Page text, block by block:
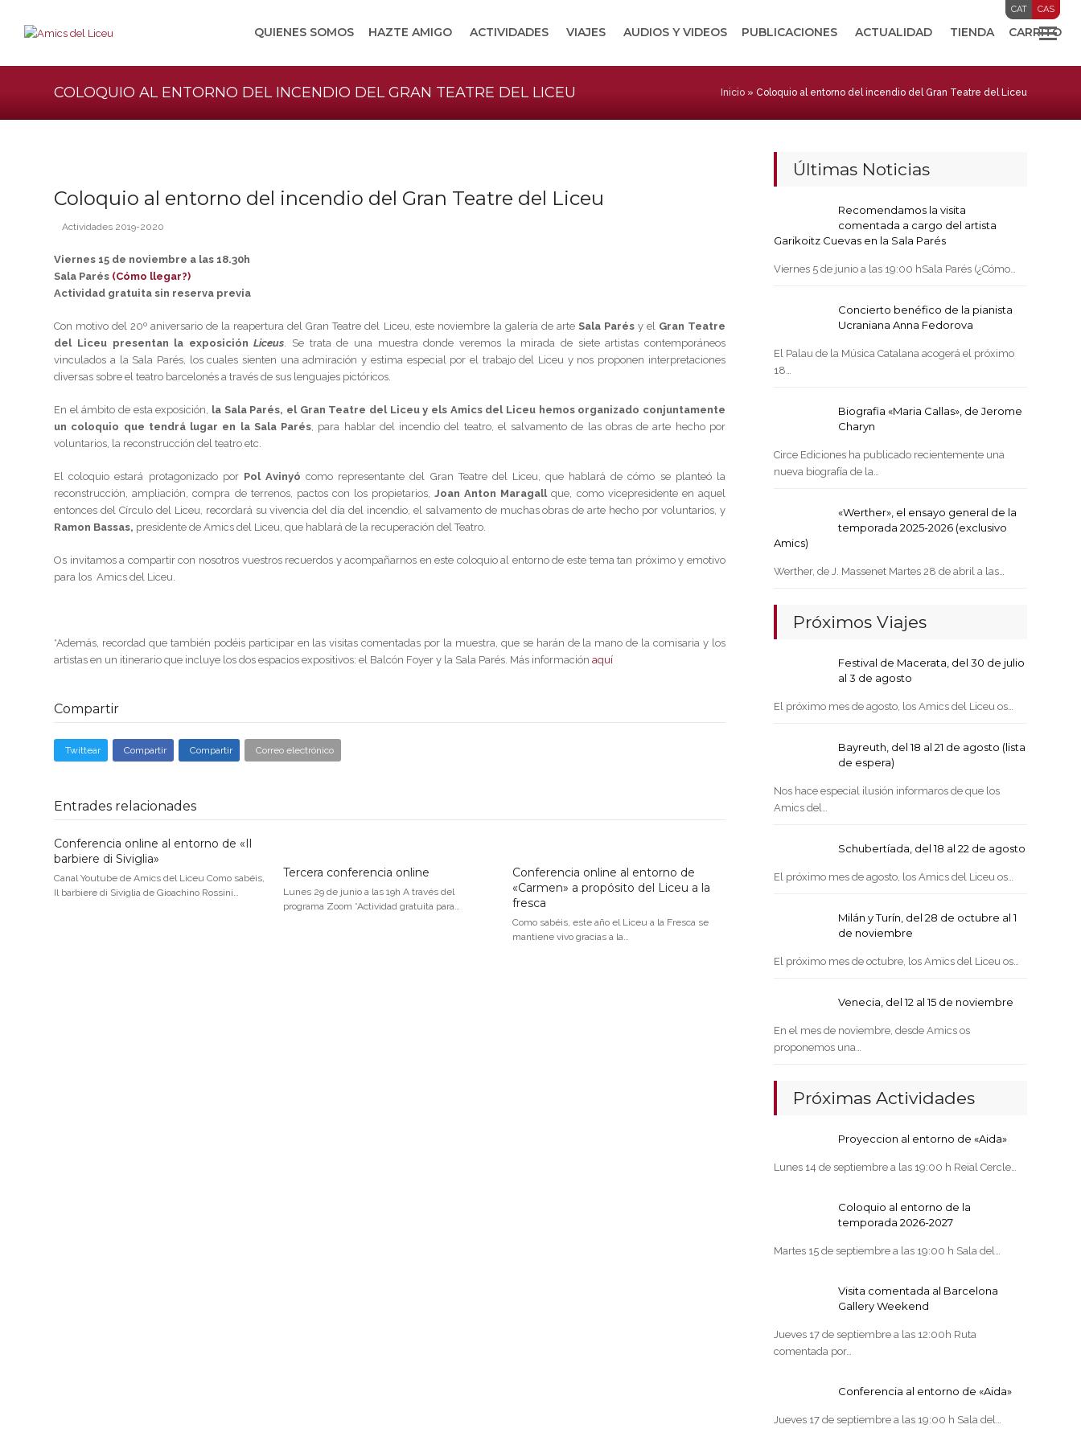
CAT CAS
QUIENES SOMOS HAZTE AMIGO ACTIVIDADES VIAJES AUDIOS Y VIDEOS PUBLICACIONES ACTUALIDAD TIENDA CARRITO
COLOQUIO AL ENTORNO DEL INCENDIO DEL GRAN TEATRE DEL LICEU Inicio» Coloquio al entorno del incendio del Gran Teatre del Liceu
Coloquio al entorno del incendio del Gran Teatre del Liceu
Actividades 2019-2020
Viernes 15 de noviembre a las 18.30h
Sala Parés (Cómo llegar?)
Actividad gratuita sin reserva previa
Con motivo del 20º aniversario de la reapertura del Gran Teatre del Liceu, este noviembre la galería de arte Sala Parésy el Gran Teatre
del Liceu presentan la exposiciónLiceus. Se trata de una muestra donde veremos la mirada de siete artistas contemporáneos
vinculados a la Sala Parés, los cuales sienten una admiración y estima especial por el trabajo del Liceu y nos proponen interpretaciones
diversas sobre el teatro barcelonés a través de sus lenguajes pictóricos.
En el ámbito de esta exposición, la Sala Parés, el Gran Teatre del Liceu y els Amics del Liceu hemos organizado conjuntamente
un coloquio que tendrá lugar en la Sala Parés, para hablar del incendio del teatro, el salvamento de las obras de arte hecho por
voluntarios, la reconstrucción del teatro etc.
El coloquio estará protagonizado por Pol Avinyó como representante del Gran Teatre del Liceu, que hablará de cómo se planteó la
reconstrucción, ampliación, compra de terrenos, pactos con los propietarios,Joan Anton Maragallque, como vicepresidente en aquel
entonces del Círculo del Liceu, recordará su vivencia del día del incendio, el salvamento de muchas obras de arte hecho por voluntarios, y
Ramon Bassas, presidente de Amics del Liceu, que hablará de la recuperación del Teatro.
Os invitamos a compartir con nosotros vuestros recuerdos y acompañarnos en este coloquio al entorno de este tema tan próximo y emotivo
para los Amics del Liceu.
*Además, recordad que también podéis participar en las visitas comentadas por la muestra, que se harán de la mano de la comisaria y los
artistas en un itinerario que incluye los dos espacios expositivos: el Balcón Foyer y la Sala Parés. Más informaciónaquí
Compartir
Twittear Compartir Compartir Correo electrónico
Entrades relacionades
Conferencia online al entorno de «Il
barbiere di Siviglia»
Canal Youtube de Amics del Liceu Como sabéis,
Il barbiere di Siviglia de Gioachino Rossini…
Tercera conferencia online
Lunes 29 de junio a las 19h A través del
programa Zoom *Actividad gratuita para…
Conferencia online al entorno de
«Carmen» a propósito del Liceu a la
fresca
Como sabéis, este año el Liceu a la Fresca se
mantiene vivo gracias a la…
Últimas Noticias
Recomendamos la visita
comentada a cargo del artista
Garikoitz Cuevas en la Sala Parés
Viernes 5 de junio a las 19:00 hSala Parés (¿Cómo…
Concierto benéfico de la pianista
Ucraniana Anna Fedorova
El Palau de la Música Catalana acogerá el próximo
18…
Biografia «Maria Callas», de Jerome
Charyn
Circe Ediciones ha publicado recientemente una
nueva biografía de la…
«Werther», el ensayo general de la
temporada 2025-2026 (exclusivo
Amics)
Werther, de J. Massenet Martes 28 de abril a las…
Próximos Viajes
Festival de Macerata, del 30 de julio
al 3 de agosto
El próximo mes de agosto, los Amics del Liceu os…
Bayreuth, del 18 al 21 de agosto (lista
de espera)
Nos hace especial ilusión informaros de que los
Amics del…
Schubertíada, del 18 al 22 de agosto
El próximo mes de agosto, los Amics del Liceu os…
Milán y Turín, del 28 de octubre al 1
de noviembre
El próximo mes de octubre, los Amics del Liceu os…
Venecia, del 12 al 15 de noviembre
En el mes de noviembre, desde Amics os
proponemos una…
Próximas Actividades
Proyeccion al entorno de «Aida»
Lunes 14 de septiembre a las 19:00 h Reial Cercle…
Coloquio al entorno de la
temporada 2026-2027
Martes 15 de septiembre a las 19:00 h Sala del…
Visita comentada al Barcelona
Gallery Weekend
Jueves 17 de septiembre a las 12:00h Ruta
comentada por…
Conferencia al entorno de «Aida»
Jueves 17 de septiembre a las 19:00 h Sala del…